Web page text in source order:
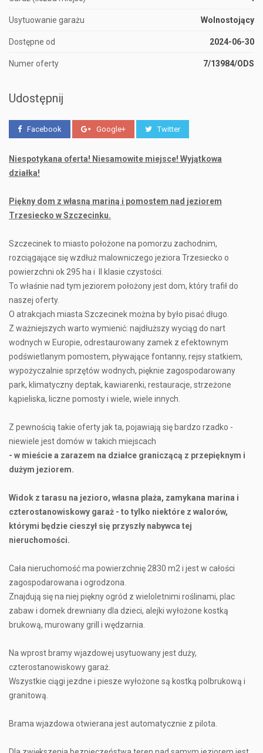
Usytuowanie garażu Wolnostojący
Dostępne od 2024-06-30
Numer oferty 7/13984/ODS
Udostępnij
Facebook Google+ Twitter
Niespotykana oferta! Niesamowite miejsce! Wyjątkowa
działka!
Piękny dom z własną mariną i pomostem nad jeziorem
Trzesiecko w Szczecinku.
Szczecinek to miasto położone na pomorzu zachodnim,
rozciągające się wzdłuż malowniczego jeziora Trzesiecko o
powierzchni ok 295 ha i II klasie czystości.
To właśnie nad tym jeziorem położony jest dom, który trafił do
naszej oferty.
O atrakcjach miasta Szczecinek można by było pisać długo.
Z ważniejszych warto wymienić: najdłuższy wyciąg do nart
wodnych w Europie, odrestaurowany zamek z efektownym
podświetlanym pomostem, pływające fontanny, rejsy statkiem,
wypożyczalnie sprzętów wodnych, pięknie zagospodarowany
park, klimatyczny deptak, kawiarenki, restauracje, strzeżone
kąpieliska, liczne pomosty i wiele, wiele innych.
Z pewnością takie oferty jak ta, pojawiają się bardzo rzadko -
niewiele jest domów w takich miejscach
- w mieście a zarazem na działce graniczącą z przepięknym i
dużym jeziorem.
Widok z tarasu na jezioro, własna plaża, zamykana marina i
czterostanowiskowy garaż - to tylko niektóre z walorów,
którymi będzie cieszył się przyszły nabywca tej
nieruchomości.
Cała nieruchomość ma powierzchnię 2830 m2 i jest w całości
zagospodarowana i ogrodzona.
Znajdują się na niej piękny ogród z wieloletnimi roślinami, plac
zabaw i domek drewniany dla dzieci, alejki wyłożone kostką
brukową, murowany grill i wędzarnia.
Na wprost bramy wjazdowej usytuowany jest duży,
czterostanowiskowy garaż.
Wszystkie ciągi jezdne i piesze wyłożone są kostką polbrukową i
granitową.
Brama wjazdowa otwierana jest automatycznie z pilota.